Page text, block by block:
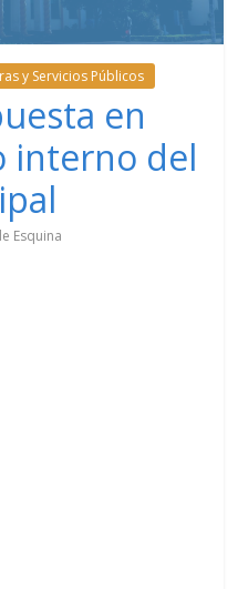
y Servicios Públicos
en
interno del
Esquina